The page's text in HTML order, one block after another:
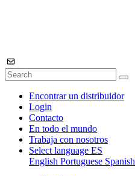
Encontrar un distribuidor
Login
Contacto
En todo el mundo
Trabaja con nosotros
Select language ES
English Portuguese Spanish